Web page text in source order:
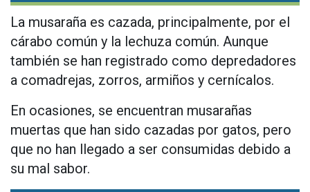
La musaraña es cazada, principalmente, por el
cárabo común y la lechuza común. Aunque
también se han registrado como depredadores
a comadrejas, zorros, armiños y cernícalos.
En ocasiones, se encuentran musarañas
muertas que han sido cazadas por gatos, pero
que no han llegado a ser consumidas debido a
su mal sabor.